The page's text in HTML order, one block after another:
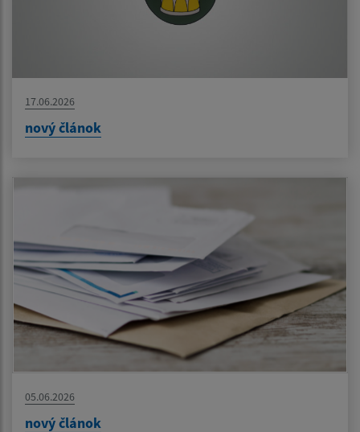
17.06.2026
nový článok
05.06.2026
nový článok